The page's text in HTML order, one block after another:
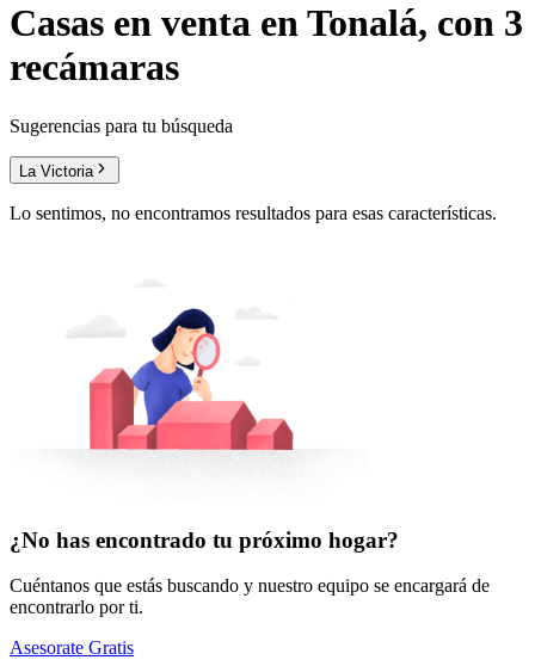
Casas en venta en Tonalá, con 3
recámaras
Sugerencias para tu búsqueda
La Victoria
Lo sentimos, no encontramos resultados para esas características.
¿No has encontrado tu próximo hogar?
Cuéntanos que estás buscando y nuestro equipo se encargará de
encontrarlo por ti.
Asesorate Gratis